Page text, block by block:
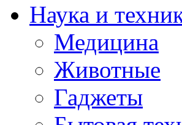
Наука и
Медицина
Животные
Гаджеты